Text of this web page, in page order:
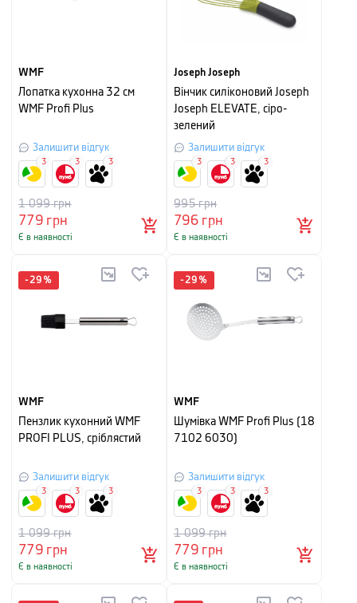
WMF
Лопатка кухонна 32 см
WMF Profi Plus
Залишити відгук
779грн
1 099грн
Є в наявності
3 3 3
Joseph Joseph
Вінчик силіконовий Joseph
Joseph ELEVATE, сіро-
зелений
Залишити відгук
796грн
995грн
Є в наявності
3 3 3
-29 %
WMF
Пензлик кухонний WMF
PROFI PLUS, сріблястий
Залишити відгук
779грн
1 099грн
Є в наявності
3 3 3
-29 %
WMF
Шумівка WMF Profi Plus (18
7102 6030)
Залишити відгук
779грн
1 099грн
Є в наявності
3 3 3